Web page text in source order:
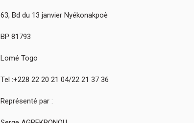
63, Bd du 13 janvier Nyékonakpoè
BP 81793
Lomé Togo
Tel :+228 22 20 21 04/22 21 37 36
Représenté par :